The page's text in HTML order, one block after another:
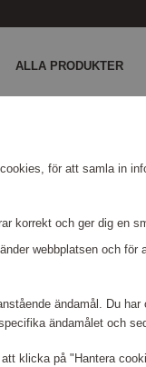
ALLA PRODUKTER
för att samla in
korrekt och ger dig en
webbplatsen och för
ändamål. Du
ändamålet och
klicka på "Hantera